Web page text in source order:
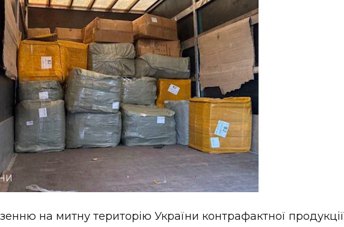
УКРАЇНИ
на митну територію України контрафактної продукції